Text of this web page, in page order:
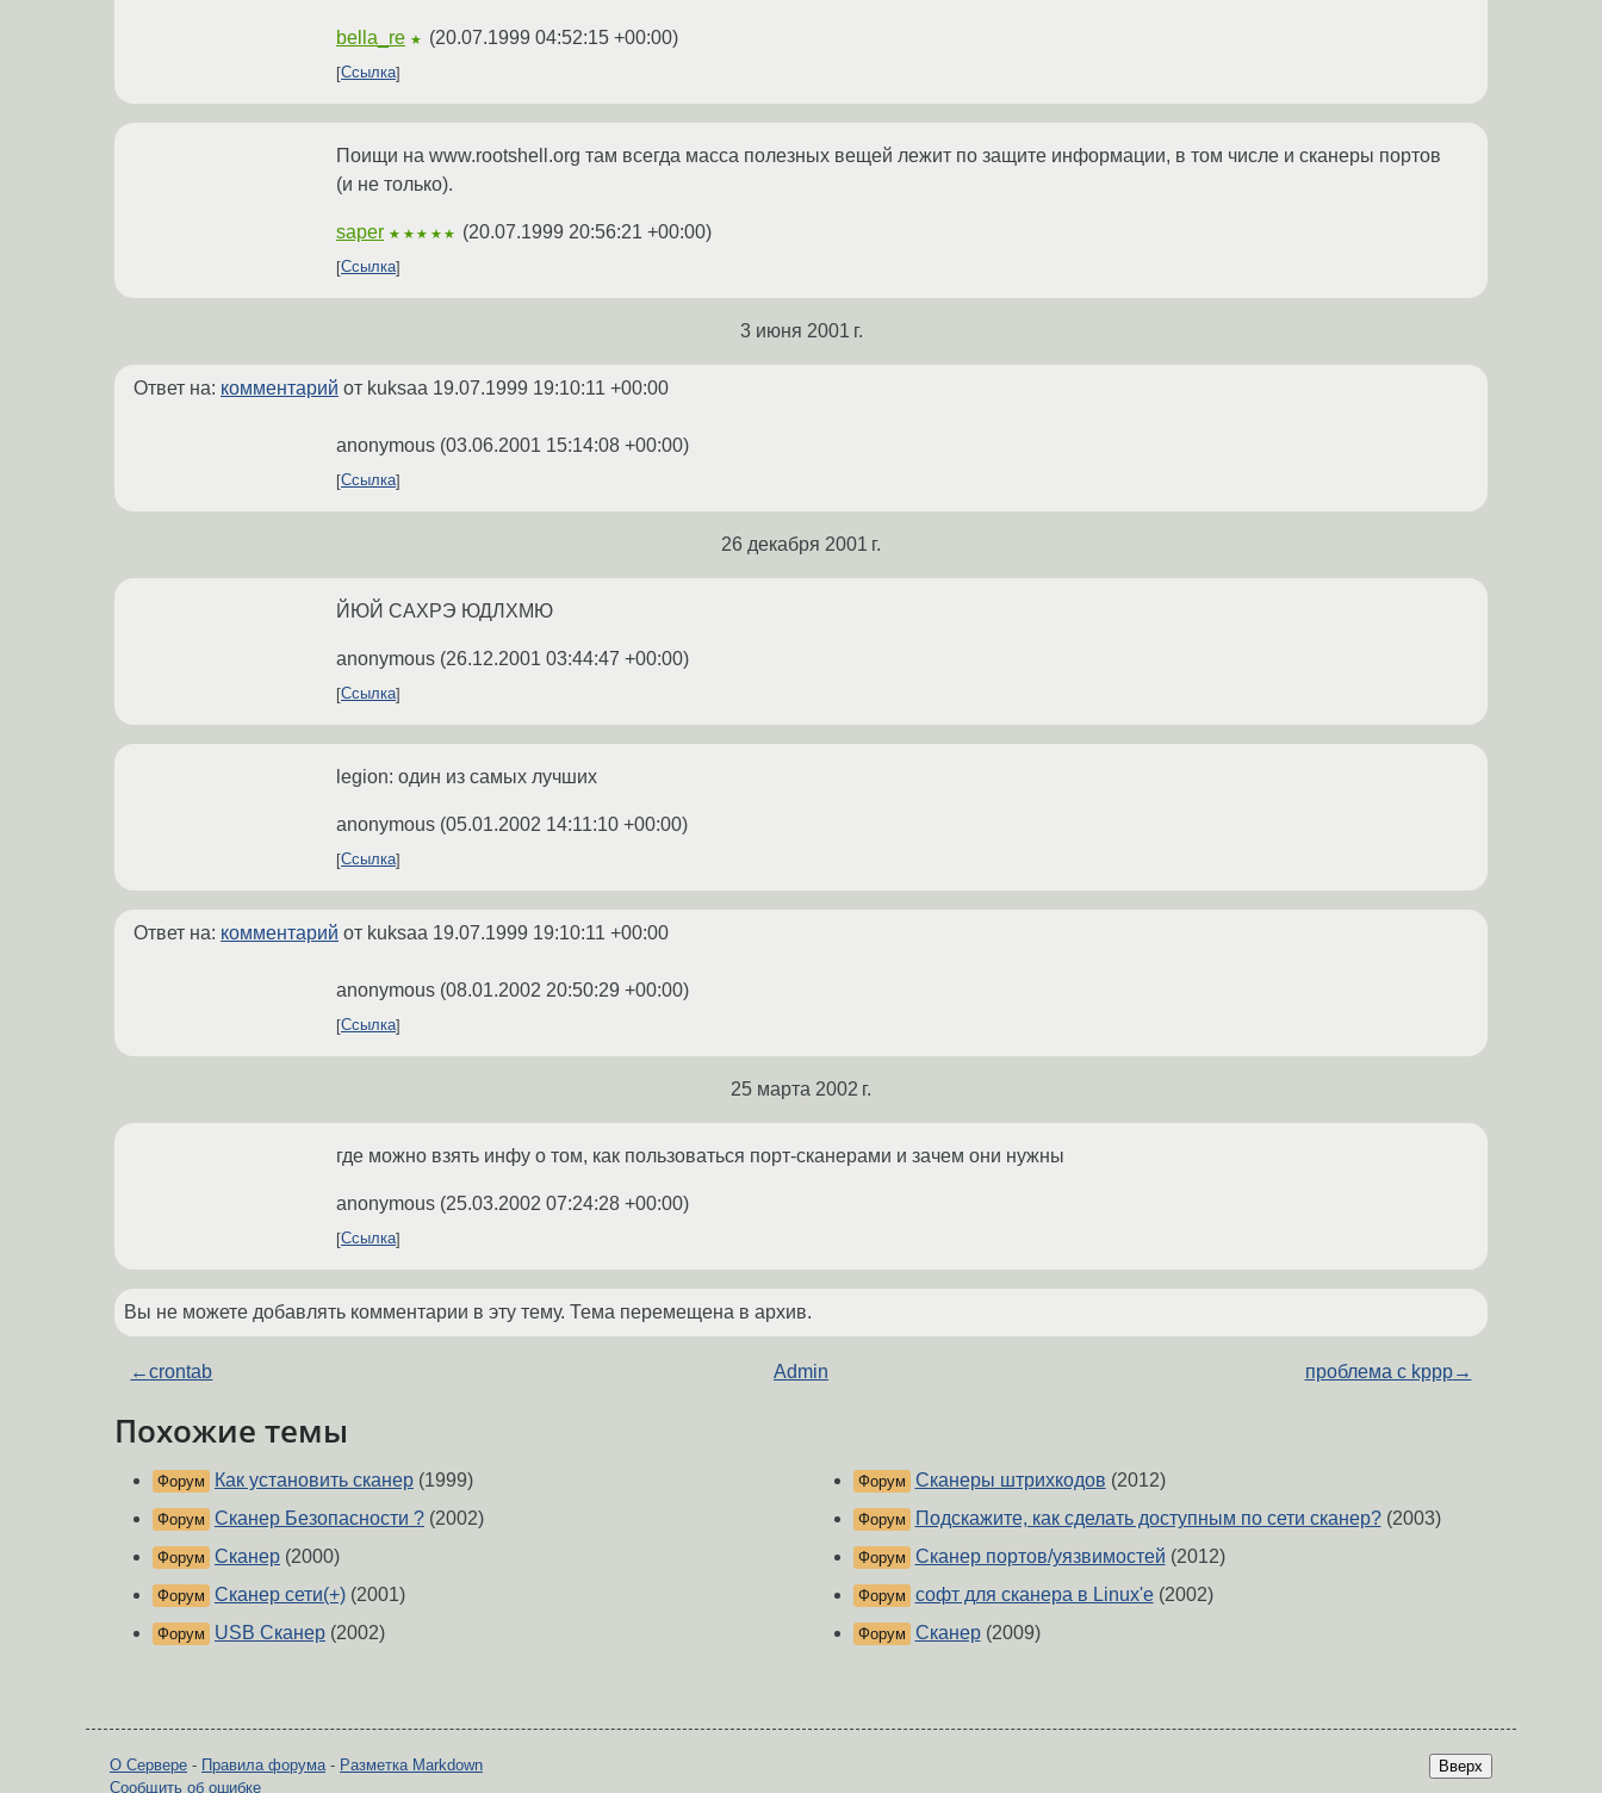
bella_re ★ (20.07.1999 04:52:15 +00:00)
Ссылка
Поищи на www.rootshell.org там всегда масса полезных вещей лежит по защите информации, в том числе и сканеры портов
(и не только).
saper ★★★★★ (20.07.1999 20:56:21 +00:00)
Ссылка
3 июня 2001 г.
Ответ на: комментарий от kuksaa 19.07.1999 19:10:11 +00:00
anonymous (03.06.2001 15:14:08 +00:00)
Ссылка
26 декабря 2001 г.
ЙЮЙ САХРЭ ЮДЛХМЮ
anonymous (26.12.2001 03:44:47 +00:00)
Ссылка
legion: один из самых лучших
anonymous (05.01.2002 14:11:10 +00:00)
Ссылка
Ответ на: комментарий от kuksaa 19.07.1999 19:10:11 +00:00
anonymous (08.01.2002 20:50:29 +00:00)
Ссылка
25 марта 2002 г.
где можно взять инфу о том, как пользоваться порт-сканерами и зачем они нужны
anonymous (25.03.2002 07:24:28 +00:00)
Ссылка
Вы не можете добавлять комментарии в эту тему. Тема перемещена в архив.
←crontab Admin проблема с kppp→
Похожие темы
Форум Как установить сканер (1999)
Форум Сканер Безопасности ? (2002)
Форум Сканер (2000)
Форум Сканер сети(+) (2001)
Форум USB Сканер (2002)
Форум Сканеры штрихкодов (2012)
Форум Подскажите, как сделать доступным по сети сканер?(2003)
Форум Сканер портов/уязвимостей (2012)
Форум софт для сканера в Linux'e(2002)
Форум Сканер(2009)
Вверх
О Сервере - Правила форума- Разметка Markdown
Сообщить об ошибке